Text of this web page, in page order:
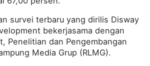
survei terbaru yang dirilis Disway
bekerjasama dengan
Penelitian dan Pengembangan
Media Grup (RLMG).